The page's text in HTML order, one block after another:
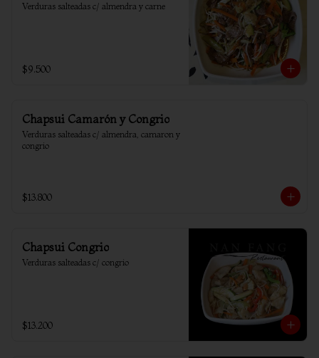
Verduras salteadas c/ almendra y carne
$9.500
Chapsui Camarón y Congrio
Verduras salteadas c/ almendra, camaron y
congrio
$13.800
Chapsui Congrio
Verduras salteadas c/ congrio
$13.200